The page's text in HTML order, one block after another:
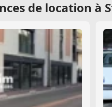
de location à